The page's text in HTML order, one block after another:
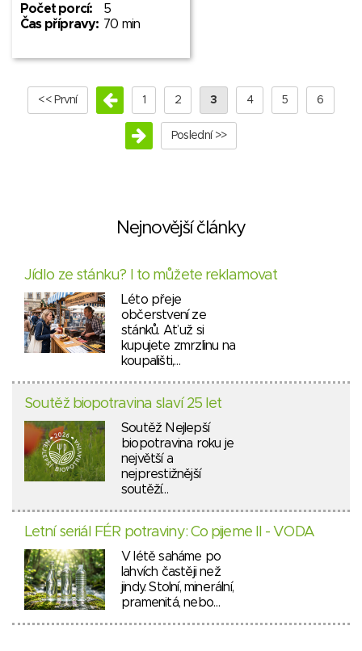
Počet porcí:
5
Čas přípravy: 70 min
<< První 1 2 3 4 5 6
Poslední >>
Nejnovější články
Jídlo ze stánku? I to můžete reklamovat
Léto přeje
občerstvení ze
stánků. Ať už si
kupujete zmrzlinu na
koupališti,…
Soutěž biopotravina slaví 25 let
Soutěž Nejlepší
biopotravina roku je
největší a
nejprestižnější
soutěží…
Letní seriál FÉR potraviny: Co pijeme II - VODA
V létě saháme po
lahvích častěji než
jindy. Stolní, minerální,
pramenitá, nebo…